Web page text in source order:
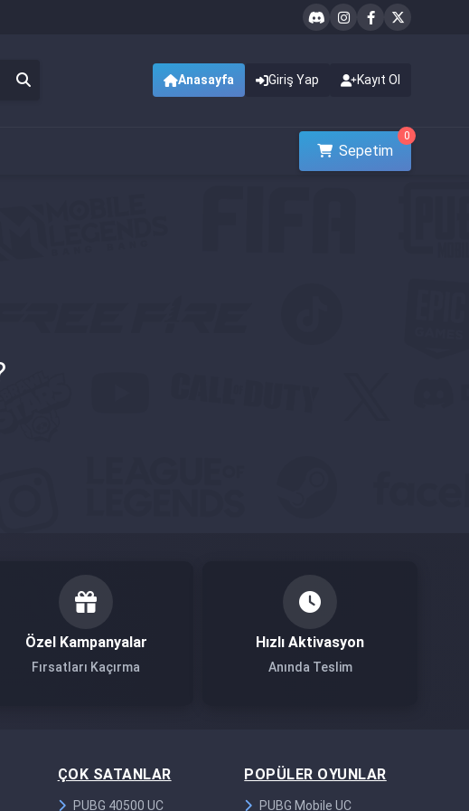
Anasayfa Giriş Yap Kayıt Ol
Sepetim
0
Özel Kampanyalar
Fırsatları Kaçırma
Hızlı Aktivasyon
Anında Teslim
ÇOK SATANLAR
PUBG 40500 UC
POPÜLER OYUNLAR
PUBG Mobile UC